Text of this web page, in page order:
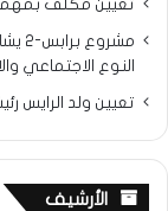
تعيين مكلف
النوع الاجتماعي
تعيين ولد الرايس
الأرشيف